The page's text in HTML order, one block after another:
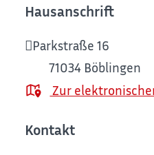
Hausanschrift
Parkstraße 16
71034 Böblingen
Zur
Kontakt